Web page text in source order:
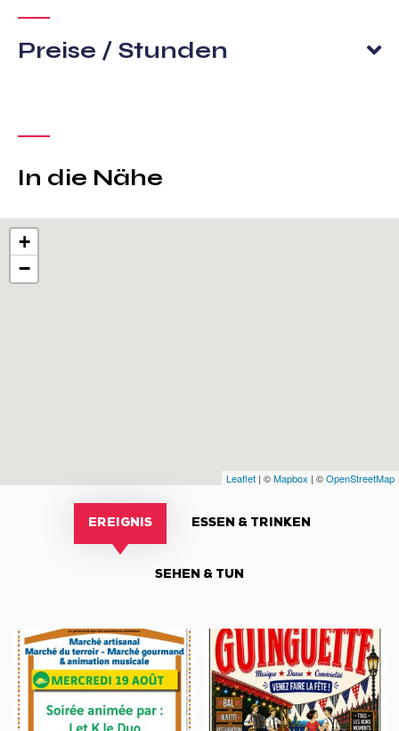
Preise / Stunden
In die Nähe
+
−
Leaflet | ©Mapbox | ©OpenStreetMap
EREIGNIS ESSEN & TRINKEN
SEHEN & TUN
Marché
semi-
nocturne
Festiv’Michelaise
Soirées
Guinguettes